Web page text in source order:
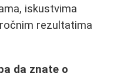
iskustvima
rezultatima
da znate o